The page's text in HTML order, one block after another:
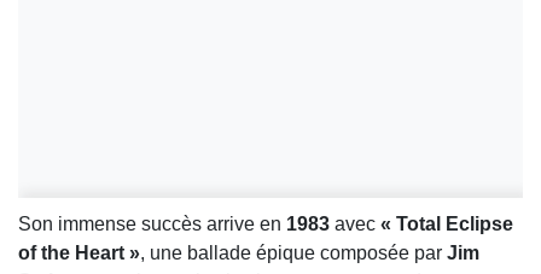
Son immense succès arrive en 1983 avec « Total Eclipse
of the Heart », une ballade épique composée par Jim